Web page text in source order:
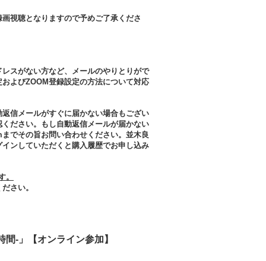
視聴となりますので予めご了承くださ
スがない方など、メールのやりとりがで
よびZOOM登録設定の方法について対応
信メールがすぐに届かない場合もござい
ださい。もし自動返信メールが届かない
でその旨お問い合わせください。並木良
ンしていただくと購入履歴でお申し込み
さい。
-」【オンライン参加】